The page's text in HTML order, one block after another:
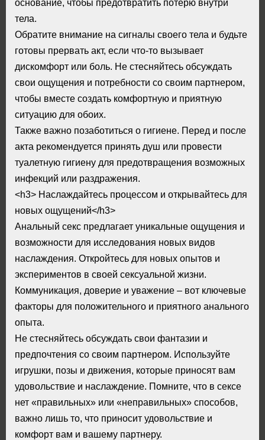
основание, чтобы предотвратить потерю внутри
тела.
Обратите внимание на сигналы своего тела и будьте
готовы прервать акт, если что-то вызывает
дискомфорт или боль. Не стесняйтесь обсуждать
свои ощущения и потребности со своим партнером,
чтобы вместе создать комфортную и приятную
ситуацию для обоих.
Также важно позаботиться о гигиене. Перед и после
акта рекомендуется принять душ или провести
туалетную гигиену для предотвращения возможных
инфекций или раздражения.
<h3> Наслаждайтесь процессом и открывайтесь для
новых ощущений</h3>
Анальный секс предлагает уникальные ощущения и
возможности для исследования новых видов
наслаждения. Откройтесь для новых опытов и
экспериментов в своей сексуальной жизни.
Коммуникация, доверие и уважение – вот ключевые
факторы для положительного и приятного анального
опыта.
Не стесняйтесь обсуждать свои фантазии и
предпочтения со своим партнером. Используйте
игрушки, позы и движения, которые приносят вам
удовольствие и наслаждение. Помните, что в сексе
нет «правильных» или «неправильных» способов,
важно лишь то, что приносит удовольствие и
комфорт вам и вашему партнеру.